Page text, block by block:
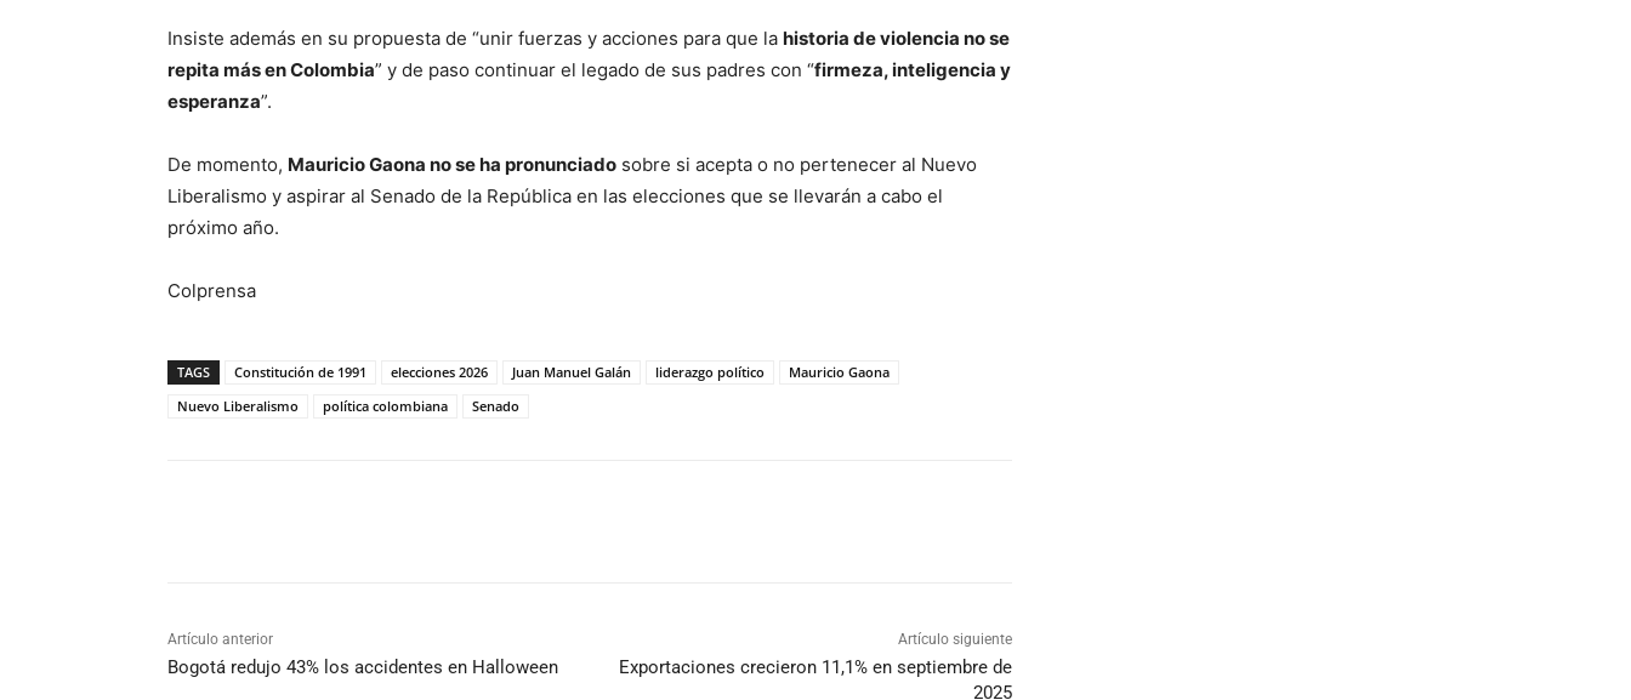
Insiste además en su propuesta de “unir fuerzas y acciones para que la historia de violencia no se
repita más en Colombia” y de paso continuar el legado de sus padres con “firmeza, inteligencia y
esperanza”.
De momento, Mauricio Gaona no se ha pronunciado sobre si acepta o no pertenecer al Nuevo
Liberalismo y aspirar al Senado de la República en las elecciones que se llevarán a cabo el
próximo año.
Colprensa
TAGS Constitución de 1991 elecciones 2026 Juan Manuel Galán liderazgo político
Mauricio Gaona
Nuevo Liberalismo
política colombiana Senado
Artículo anterior
Bogotá redujo 43% los accidentes en Halloween
Artículo siguiente
Exportaciones crecieron 11,1% en septiembre de
2025